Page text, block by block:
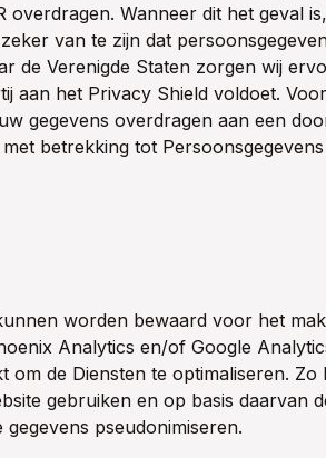
overdragen. Wanneer dit het geval
van te zijn dat
de Verenigde Staten zorgen wij
aan het Privacy Shield voldoet.
gegevens overdragen aan een
betrekking tot
worden bewaard voor het
Analytics en/of Google
om de Diensten te optimaliseren. Zo
gebruiken en op basis daarvan
pseudonimiseren.